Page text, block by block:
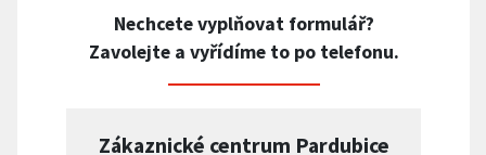
Nechcete vyplňovat formulář?
Zavolejte a vyřídíme to po telefonu.
Zákaznické centrum Pardubice